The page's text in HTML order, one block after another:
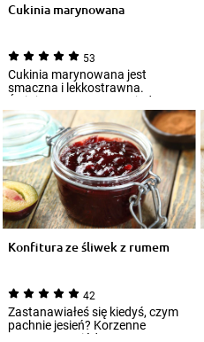
Cukinia marynowana
53
Cukinia marynowana jest
smaczna i lekkostrawna.
Świeżym warzywem zajadamy
się przez całe lato ora...
Konfitura ze śliwek z rumem
42
Zastanawiałeś się kiedyś, czym
pachnie jesień? Korzenne
przyprawy, miód, napar z